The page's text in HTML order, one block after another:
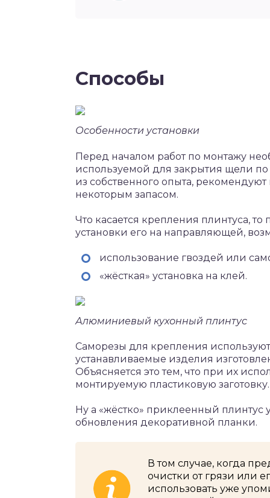
Способы
Особенности установки
Перед началом работ по монтажу
используемой для закрытия щели
из собственного опыта,
некоторым запасом.
Что касается крепления плинтуса,
установки его на направляющей,
использование гвоздей или
«жёсткая» установка на клей.
Алюминиевый кухонный плинтус
Саморезы для крепления
устанавливаемые изделия
Объясняется это тем, что при их
монтируемую пластиковую заготовку.
Ну а «жёстко» приклеенный
обновления декоративной планки.
В том случае, когда
очистки от грязи или
использовать уже